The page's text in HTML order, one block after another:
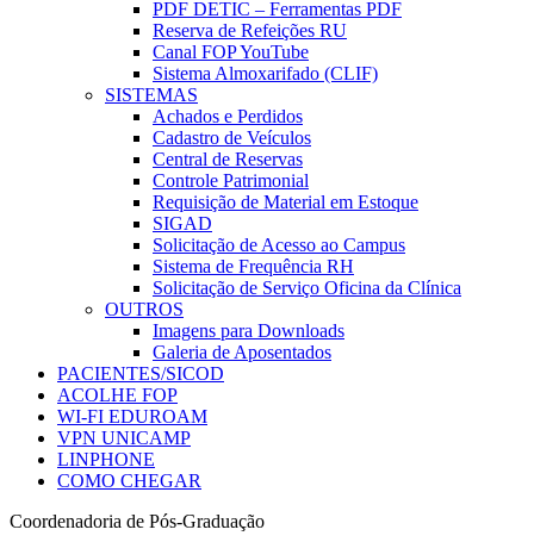
PDF DETIC – Ferramentas PDF
Reserva de Refeições RU
Canal FOP YouTube
Sistema Almoxarifado (CLIF)
SISTEMAS
Achados e Perdidos
Cadastro de Veículos
Central de Reservas
Controle Patrimonial
Requisição de Material em Estoque
SIGAD
Solicitação de Acesso ao Campus
Sistema de Frequência RH
Solicitação de Serviço Oficina da Clínica
OUTROS
Imagens para Downloads
Galeria de Aposentados
PACIENTES/SICOD
ACOLHE FOP
WI-FI EDUROAM
VPN UNICAMP
LINPHONE
COMO CHEGAR
Coordenadoria de Pós-Graduação